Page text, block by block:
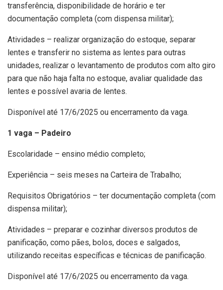
transferência, disponibilidade de horário e ter
documentação completa (com dispensa militar);
Atividades – realizar organização do estoque, separar
lentes e transferir no sistema as lentes para outras
unidades, realizar o levantamento de produtos com alto giro
para que não haja falta no estoque, avaliar qualidade das
lentes e possível avaria de lentes.
Disponível até 17/6/2025 ou encerramento da vaga.
1 vaga – Padeiro
Escolaridade – ensino médio completo;
Experiência – seis meses na Carteira de Trabalho;
Requisitos Obrigatórios – ter documentação completa (com
dispensa militar);
Atividades – preparar e cozinhar diversos produtos de
panificação, como pães, bolos, doces e salgados,
utilizando receitas específicas e técnicas de panificação.
Disponível até 17/6/2025 ou encerramento da vaga.